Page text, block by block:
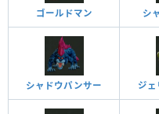
ゴールドマン シ
シャドウパンサー ジ